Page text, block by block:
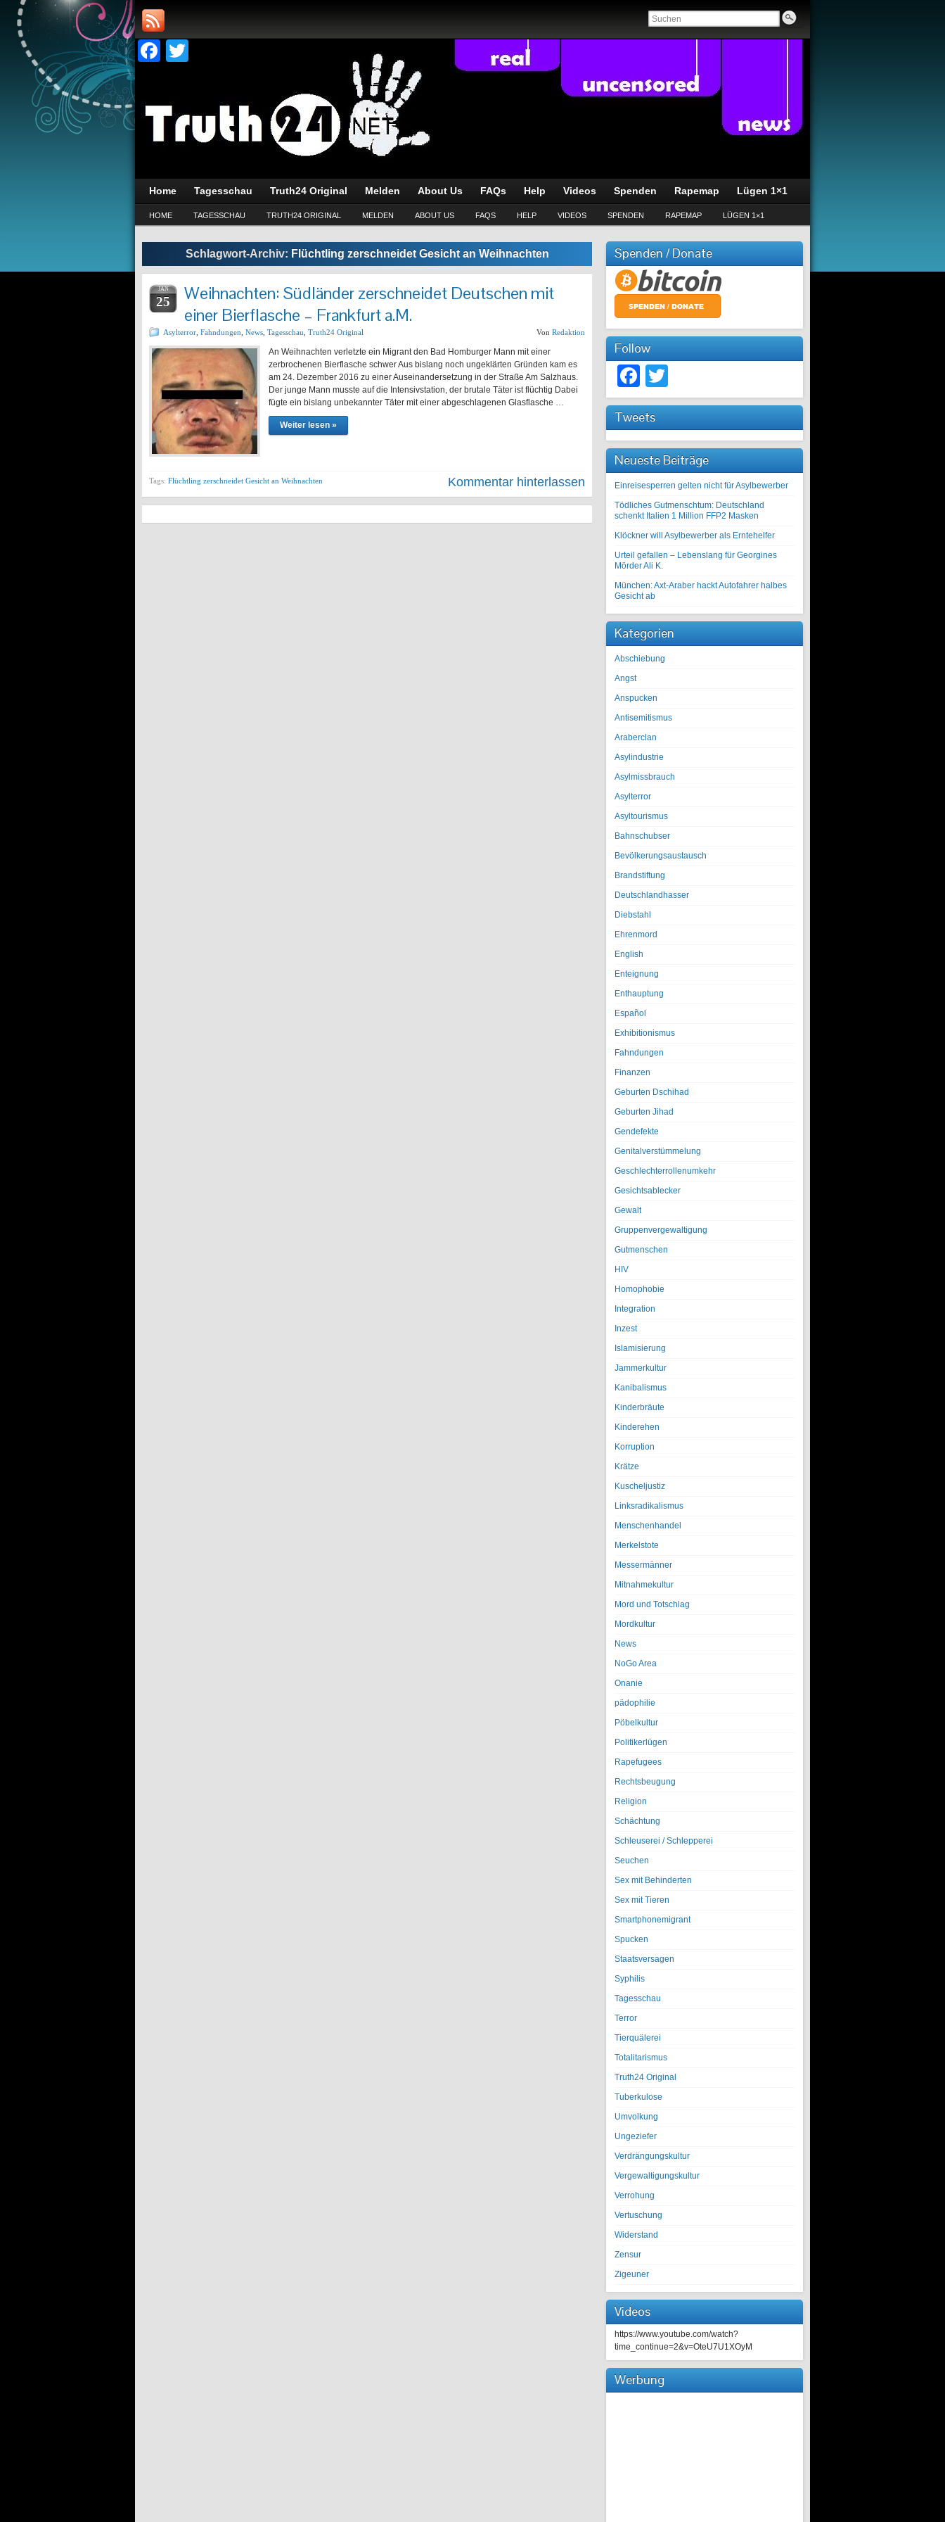
Facebook
Home Tagesschau Truth24 Original Melden About Us FAQs Help Videos Spenden Rapemap Lügen 1×1
HOME TAGESSCHAU TRUTH24 ORIGINAL MELDEN ABOUT US FAQS HELP VIDEOS SPENDEN RAPEMAP LÜGEN 1×1
Schlagwort-Archiv: Flüchtling zerschneidet Gesicht an Weihnachten
JAN
25
Weihnachten: Südländer zerschneidet Deutschen mit
einer Bierflasche – Frankfurt a.M.
Asylterror Fahndungen News Tagesschau Truth24 Original Von Redaktion
An Weihnachten verletzte ein Migrant den Bad Homburger Mann mit einer
zerbrochenen Bierflasche schwer Aus bislang noch ungeklärten Gründen kam es
am 24. Dezember 2016 zu einer Auseinandersetzung in der Straße Am Salzhaus.
Der junge Mann musste auf die Intensivstation, der brutale Täter ist flüchtig Dabei
fügte ein bislang unbekannter Täter mit einer abgeschlagenen Glasflasche …
Weiter lesen »
Tags: Flüchtling zerschneidet Gesicht an Weihnachten Kommentar hinterlassen
Spenden / Donate
Follow
Facebook
Tweets
Neueste Beiträge
Einreisesperren gelten nicht für Asylbewerber
Tödliches Gutmenschtum: Deutschland
schenkt Italien 1 Million FFP2 Masken
Klöckner will Asylbewerber als Erntehelfer
Urteil gefallen – Lebenslang für Georgines
Mörder Ali K.
München: Axt-Araber hackt Autofahrer halbes
Gesicht ab
Kategorien
Abschiebung
Angst
Anspucken
Antisemitismus
Araberclan
Asylindustrie
Asylmissbrauch
Asylterror
Asyltourismus
Bahnschubser
Bevölkerungsaustausch
Brandstiftung
Deutschlandhasser
Diebstahl
Ehrenmord
English
Enteignung
Enthauptung
Español
Exhibitionismus
Fahndungen
Finanzen
Geburten Dschihad
Geburten Jihad
Gendefekte
Genitalverstümmelung
Geschlechterrollenumkehr
Gesichtsablecker
Gewalt
Gruppenvergewaltigung
Gutmenschen
HIV
Homophobie
Integration
Inzest
Islamisierung
Jammerkultur
Kanibalismus
Kinderbräute
Kinderehen
Korruption
Krätze
Kuscheljustiz
Linksradikalismus
Menschenhandel
Merkelstote
Messermänner
Mitnahmekultur
Mord und Totschlag
Mordkultur
News
NoGo Area
Onanie
pädophilie
Pöbelkultur
Politikerlügen
Rapefugees
Rechtsbeugung
Religion
Schächtung
Schleuserei / Schlepperei
Seuchen
Sex mit Behinderten
Sex mit Tieren
Smartphonemigrant
Spucken
Staatsversagen
Syphilis
Tagesschau
Terror
Tierquälerei
Totalitarismus
Truth24 Original
Tuberkulose
Umvolkung
Ungeziefer
Verdrängungskultur
Vergewaltigungskultur
Verrohung
Vertuschung
Widerstand
Zensur
Zigeuner
Videos
https://www.youtube.com/watch?
time_continue=2&v=OteU7U1XOyM
Werbung